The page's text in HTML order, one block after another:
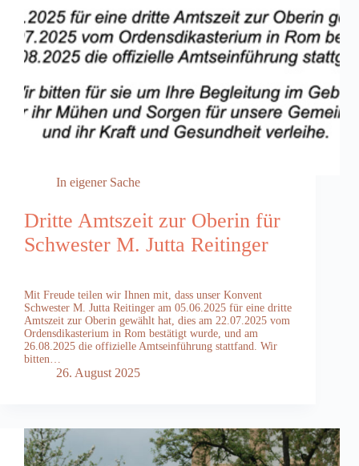
In eigener Sache
Dritte Amtszeit zur Oberin für
Schwester M. Jutta Reitinger
Mit Freude teilen wir Ihnen mit, dass unser Konvent
Schwester M. Jutta Reitinger am 05.06.2025 für eine dritte
Amtszeit zur Oberin gewählt hat, dies am 22.07.2025 vom
Ordensdikasterium in Rom bestätigt wurde, und am
26.08.2025 die offizielle Amtseinführung stattfand. Wir
bitten…
26. August 2025